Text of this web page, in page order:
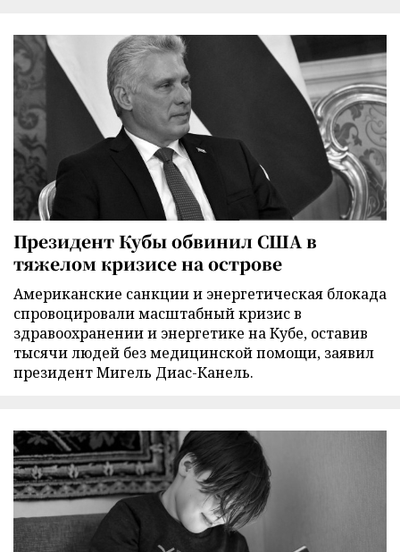
Президент Кубы обвинил США в
тяжелом кризисе на острове
Американские санкции и энергетическая блокада
спровоцировали масштабный кризис в
здравоохранении и энергетике на Кубе, оставив
тысячи людей без медицинской помощи, заявил
президент Мигель Диас-Канель.